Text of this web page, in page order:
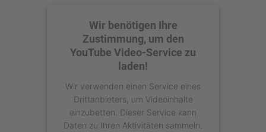
Wir benötigen Ihre
Zustimmung, um den
YouTube Video-Service zu
laden!
Wir verwenden einen Service eines
Drittanbieters, um Videoinhalte
einzubetten. Dieser Service kann
Daten zu Ihren Aktivitäten sammeln.